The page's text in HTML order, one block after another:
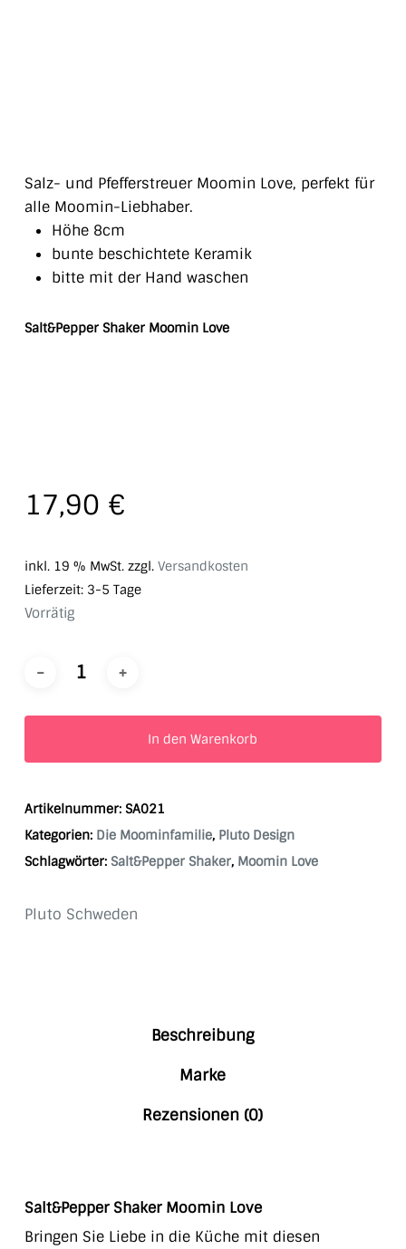
Salz- und Pfefferstreuer Moomin Love, perfekt für
alle Moomin-Liebhaber.
Höhe 8cm
bunte beschichtete Keramik
bitte mit der Hand waschen
Salt&Pepper Shaker Moomin Love
17,90 €
inkl. 19 % MwSt. zzgl. Versandkosten
Lieferzeit: 3-5 Tage
Vorrätig
In den Warenkorb
Artikelnummer: SA021
Kategorien: Die Moominfamilie, Pluto Design
Schlagwörter: Salt&Pepper Shaker, Moomin Love
Pluto Schweden
Beschreibung
Marke
Rezensionen (0)
Salt&Pepper Shaker Moomin Love
Bringen Sie Liebe in die Küche mit diesen